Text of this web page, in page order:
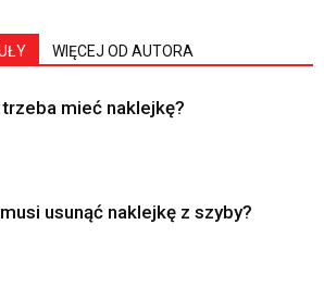
WIĘCEJ OD AUTORA
trzeba mieć naklejkę?
usunąć naklejkę z szyby?